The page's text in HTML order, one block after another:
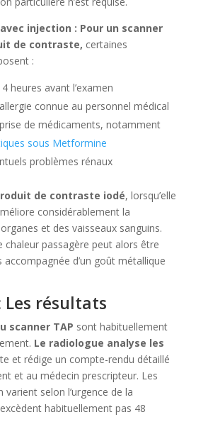
injection : Pour un scanner
de contraste, certaines
:
heures avant l’examen
connue au personnel médical
de médicaments, notamment
sous Metformine
problèmes rénaux
de contraste iodé, lorsqu’elle
considérablement la
et des vaisseaux sanguins.
chaleur passagère peut alors être
d’un goût métallique
Les résultats
scanner TAP sont habituellement
Le radiologue analyse les
et rédige un compte-rendu détaillé
et au médecin prescripteur. Les
varient selon l’urgence de la
habituellement pas 48